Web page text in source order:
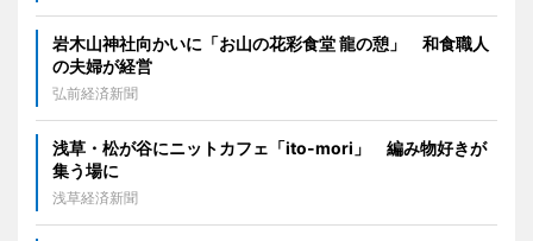
岩木山神社向かいに「お山の花彩食堂 龍の憩」 和食職人
の夫婦が経営
弘前経済新聞
浅草・松が谷にニットカフェ「ito-mori」 編み物好きが
集う場に
浅草経済新聞